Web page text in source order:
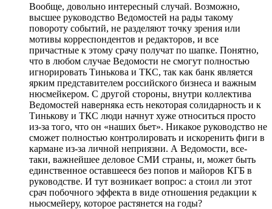
Вообще, довольно интересный случай. Возможно,
высшее руководство Ведомостей на рады такому
повороту событий, не разделяют точку зрения или
мотивы корреспондентов и редакторов, и все
причастные к этому срачу получат по шапке. Понятно,
что в любом случае Ведомости не смогут полностью
игнорировать Тинькова и ТКС, так как банк является
ярким представителем российского бизнеса и важным
нюсмейкером. С другой стороны, внутри коллектива
Ведомостей наверняка есть некоторая солидарность и к
Тинькову и ТКС люди начнут хуже относиться просто
из-за того, что он «наших бьет». Никакое руководство не
сможет полностью контролировать и искоренить фиги в
кармане из-за личной неприязни. А Ведомости, все-
таки, важнейшее деловое СМИ страны, и, может быть
единственное оставшееся без попов и майоров КГБ в
руководстве. И тут возникает вопрос: а стоил ли этот
срач побочного эффекта в виде отношения редакции к
ньюсмейеру, которое растянется на годы?